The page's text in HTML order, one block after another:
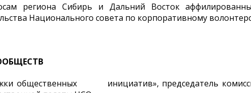
региона Сибирь и Дальний Восток
Национального совета по корпоративному
общественных инициатив», председатель